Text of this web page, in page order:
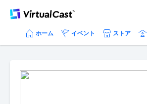
ホーム イベント ストア